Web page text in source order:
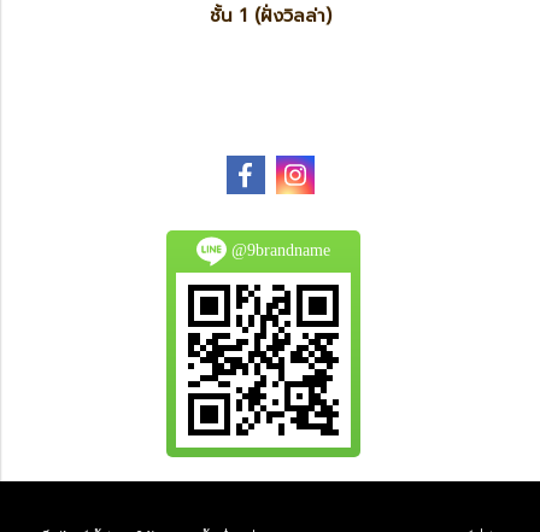
ชั้น 1 (ฝั่งวิลล่า)
@9brandname